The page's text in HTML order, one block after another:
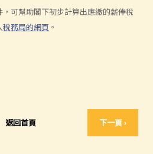
可幫助閣下初步計算出應繳的薪俸稅
稅務局的網頁 。
返回首頁 下一頁 ›
繳交？
稅款，或延期繳交暫繳薪俸稅？
，我應如在個別人士報稅表內申報此項